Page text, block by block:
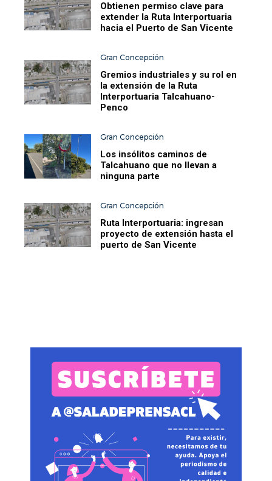
Obtienen permiso clave para
extender la Ruta Interportuaria
hacia el Puerto de San Vicente
Gran Concepción
Gremios industriales y su rol en
la extensión de la Ruta
Interportuaria Talcahuano-
Penco
Gran Concepción
Los insólitos caminos de
Talcahuano que no llevan a
ninguna parte
Gran Concepción
Ruta Interportuaria: ingresan
proyecto de extensión hasta el
puerto de San Vicente